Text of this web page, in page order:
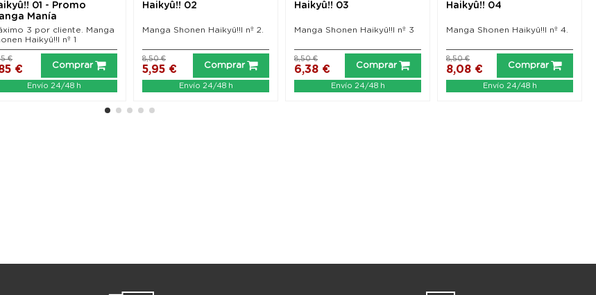
01 - Promo
Manía
3 por cliente. Manga
Haikyû!!l nº 1
€
€
Comprar
Envío 24/48 h
Haikyû!! 02
Manga Shonen Haikyû!!l nº 2.
5,95 €
8,50 €
Comprar
Envío 24/48 h
Haikyû!! 03
Manga Shonen Haikyû!!l nº 3
6,38 €
8,50 €
Comprar
Envío 24/48 h
Haikyû!! 04
Manga Shonen Haikyû!!l nº 4.
8,08 €
8,50 €
Comprar
Envío 24/48 h